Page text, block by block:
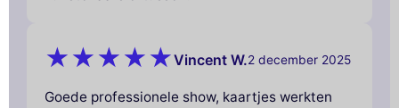
Vincent W.2 december 2025
Goede professionele show, kaartjes werkten